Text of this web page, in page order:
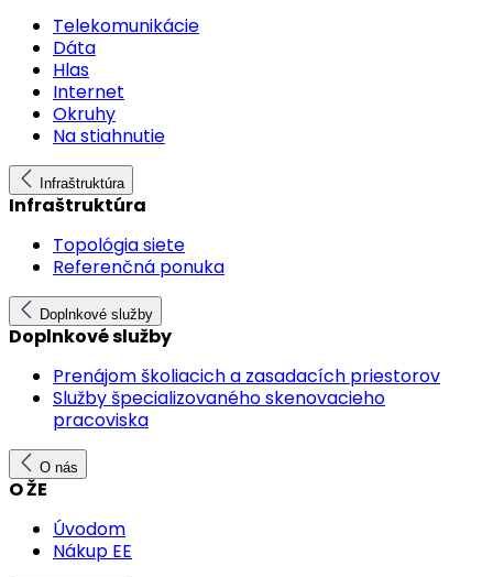
Telekomunikácie
Dáta
Hlas
Internet
Okruhy
Na stiahnutie
Infraštruktúra
Infraštruktúra
Topológia siete
Referenčná ponuka
Doplnkové služby
Doplnkové služby
Prenájom školiacich a zasadacích priestorov
Služby špecializovaného skenovacieho
pracoviska
O nás
O ŽE
Úvodom
Nákup EE